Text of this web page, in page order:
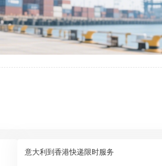
意大利到香港快递限时服务